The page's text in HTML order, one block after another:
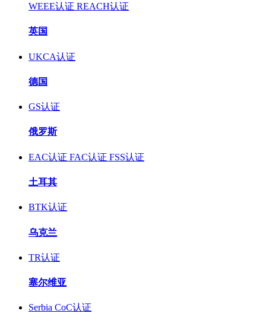
WEEE认证 REACH认证
英国
UKCA认证
德国
GS认证
俄罗斯
EAC认证 FAC认证 FSS认证
土耳其
BTK认证
乌克兰
TR认证
塞尔维亚
Serbia CoC认证